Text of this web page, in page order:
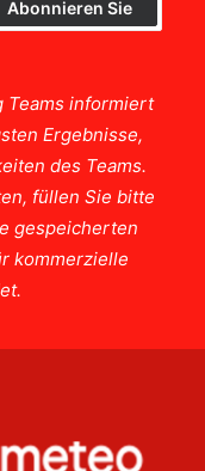
Teams informiert
Ergebnisse,
des Teams.
füllen Sie bitte
gespeicherten
kommerzielle